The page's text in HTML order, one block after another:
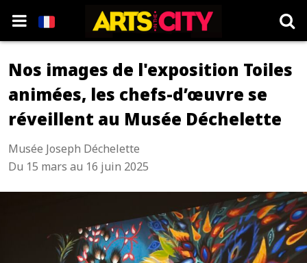
Nos images de l'exposition Toiles
animées, les chefs-d’œuvre se
réveillent au Musée Déchelette
Musée Joseph Déchelette
Du 15 mars au 16 juin 2025